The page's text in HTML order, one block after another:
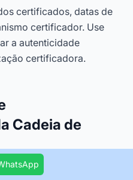
certificados, datas de
certificador. Use
a autenticidade
certificadora.
Cadeia de
fornecer